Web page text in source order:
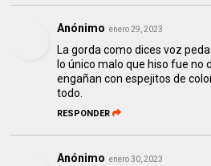
Anónimo enero 29, 2023
La gorda como dices voz
lo único malo que hiso fue no
engañan con espejitos de
todo.
RESPONDER
Anónimo enero 30, 2023